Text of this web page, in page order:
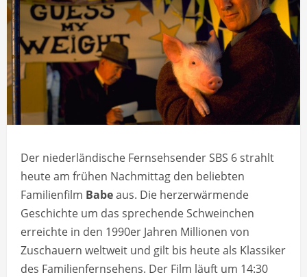
Der niederländische Fernsehsender SBS 6 strahlt
heute am frühen Nachmittag den beliebten
Familienfilm Babeaus. Die herzerwärmende
Geschichte um das sprechende Schweinchen
erreichte in den 1990er Jahren Millionen von
Zuschauern weltweit und gilt bis heute als Klassiker
des Familienfernsehens. Der Film läuft um 14:30